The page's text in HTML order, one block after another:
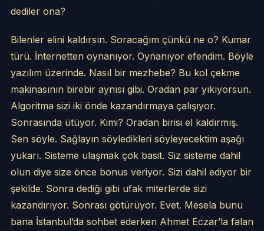
dediler ona?
Bilenler elini kaldırsın. Soracağım çünkü ne o? Kumar
türü. İnternetten oynanıyor. Oynanıyor efendim. Böyle
yazılım üzerinde. Nasıl bir mezhebe? Bu kol çekme
makinasının birebir aynısı gibi. Oradan par yıkıyorsun.
Algoritma sizi iki önde kazandırmaya çalışıyor.
Sonrasında ütüyor. Kimi? Oradan birisi el kaldırmış.
Sen söyle. Sağlayın söyledikleri söyleyecektim aşağı
yukarı. Sisteme ulaşmak çok basit. Siz sisteme dahil
olun diye size önce bonus veriyor. Sizi dahil ediyor bir
şekilde. Sonra dediği gibi ufak miterlerde sizi
kazandırıyor. Sonrası götürüyor. Evet. Mesela bunu
bana İstanbul’da sohbet ederken Ahmet Eczar’la falan